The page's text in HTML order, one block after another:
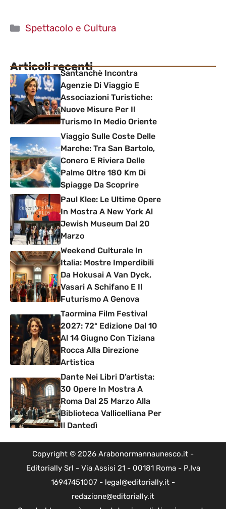
Categorie
Spettacolo e Cultura
Articoli recentiSantanchè Incontra
Agenzie Di Viaggio E
Associazioni Turistiche:
Nuove Misure Per Il
Turismo In Medio Oriente
Viaggio Sulle Coste Delle
Marche: Tra San Bartolo,
Conero E Riviera Delle
Palme Oltre 180 Km Di
Spiagge Da Scoprire
Paul Klee: Le Ultime Opere
In Mostra A New York Al
Jewish Museum Dal 20
Marzo
Weekend Culturale In
Italia: Mostre Imperdibili
Da Hokusai A Van Dyck,
Vasari A Schifano E Il
Futurismo A Genova
Taormina Film Festival
2027: 72ª Edizione Dal 10
Al 14 Giugno Con Tiziana
Rocca Alla Direzione
Artistica
Dante Nei Libri D’artista:
30 Opere In Mostra A
Roma Dal 25 Marzo Alla
Biblioteca Vallicelliana Per
Il Dantedì
Copyright © 2026 Arabonormannaunesco.it -
Editorially Srl - Via Assisi 21 - 00181 Roma - P.Iva
16947451007 - legal@editorially.it -
redazione@editorially.it